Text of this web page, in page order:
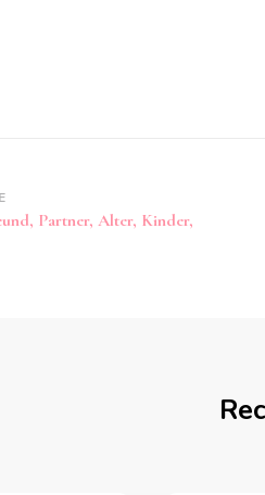
Partner, Alter, Kinder,